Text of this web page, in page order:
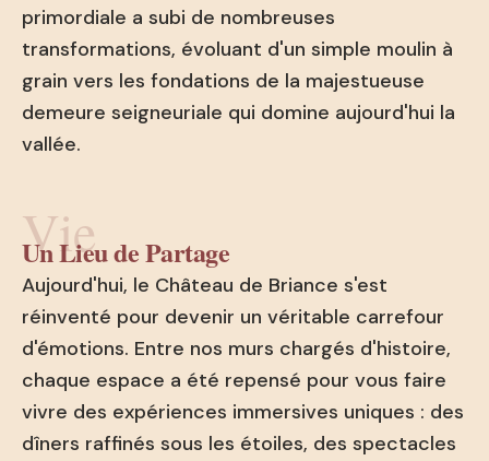
primordiale a subi de nombreuses
transformations, évoluant d'un simple moulin à
grain vers les fondations de la majestueuse
demeure seigneuriale qui domine aujourd'hui la
vallée.
Vie
Un Lieu de Partage
Aujourd'hui, le Château de Briance s'est
réinventé pour devenir un véritable carrefour
d'émotions. Entre nos murs chargés d'histoire,
chaque espace a été repensé pour vous faire
vivre des expériences immersives uniques : des
dîners raffinés sous les étoiles, des spectacles